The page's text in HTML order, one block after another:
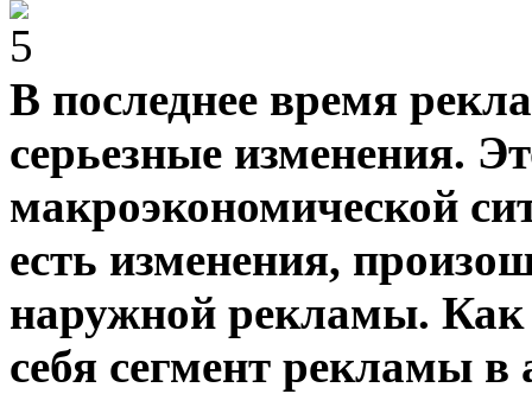
В последнее время
серьезные изменения.
макроэкономической
есть изменения,
наружной рекламы. Как
себя сегмент рекламы в